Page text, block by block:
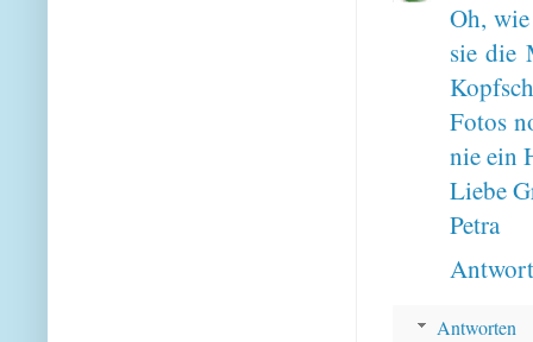
Oh,
sie die
Fotos
nie ein
Liebe
Petra
Antworten